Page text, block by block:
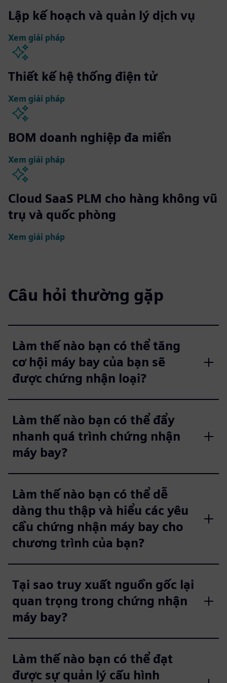
Lập kế hoạch và quản lý dịch vụ
Xem giải pháp
Thiết kế hệ thống điện tử
Xem giải pháp
BOM doanh nghiệp đa miền
Xem giải pháp
Cloud SaaS PLM cho hàng không vũ
trụ và quốc phòng
Xem giải pháp
Câu hỏi thường gặp
Làm thế nào bạn có thể tăng
cơ hội máy bay của bạn sẽ
được chứng nhận loại?
Làm thế nào bạn có thể đẩy
nhanh quá trình chứng nhận
máy bay?
Làm thế nào bạn có thể dễ
dàng thu thập và hiểu các yêu
cầu chứng nhận máy bay cho
chương trình của bạn?
Tại sao truy xuất nguồn gốc lại
quan trọng trong chứng nhận
máy bay?
Làm thế nào bạn có thể đạt
được sự quản lý cấu hình